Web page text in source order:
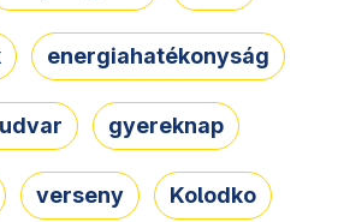
energiahatékonyság
gyereknap
verseny Kolodko